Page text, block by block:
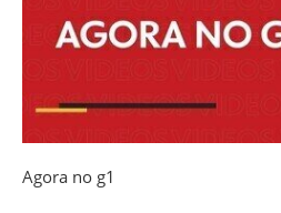
Agora no g1